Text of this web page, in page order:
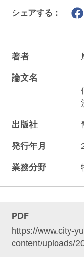
シェアする：
著者
論文名
出版社
発行年月
業務分野
PDF
https://www.city-
content/uploads/